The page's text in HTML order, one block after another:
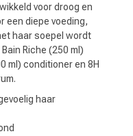
voor droog en
een diepe voeding,
haar soepel wordt
Riche (250 ml)
ml) conditioner en 8H
haar